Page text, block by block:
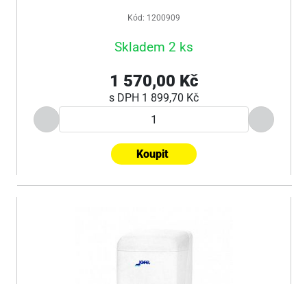
Kód: 1200909
Skladem 2 ks
1 570,00 Kč
s DPH 1 899,70 Kč
Koupit